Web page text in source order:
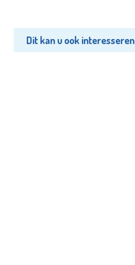
Dit kan u ook interesseren